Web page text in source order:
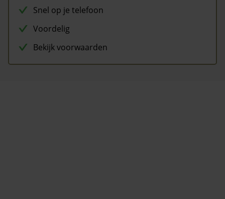
Snel op je telefoon
Voordelig
Bekijk voorwaarden